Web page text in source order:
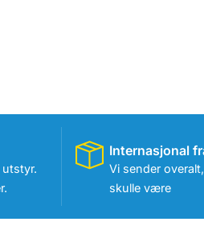
utstyr.
Internasjonal
Vi sender
skulle være